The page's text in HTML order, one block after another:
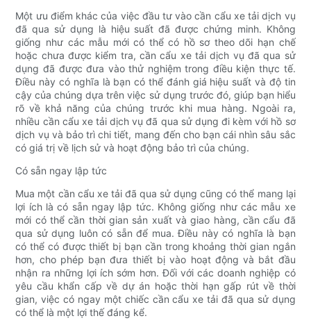
Một ưu điểm khác của việc đầu tư vào cần cẩu xe tải dịch vụ
đã qua sử dụng là hiệu suất đã được chứng minh. Không
giống như các mẫu mới có thể có hồ sơ theo dõi hạn chế
hoặc chưa được kiểm tra, cần cẩu xe tải dịch vụ đã qua sử
dụng đã được đưa vào thử nghiệm trong điều kiện thực tế.
Điều này có nghĩa là bạn có thể đánh giá hiệu suất và độ tin
cậy của chúng dựa trên việc sử dụng trước đó, giúp bạn hiểu
rõ về khả năng của chúng trước khi mua hàng. Ngoài ra,
nhiều cần cẩu xe tải dịch vụ đã qua sử dụng đi kèm với hồ sơ
dịch vụ và bảo trì chi tiết, mang đến cho bạn cái nhìn sâu sắc
có giá trị về lịch sử và hoạt động bảo trì của chúng.
Có sẵn ngay lập tức
Mua một cần cẩu xe tải đã qua sử dụng cũng có thể mang lại
lợi ích là có sẵn ngay lập tức. Không giống như các mẫu xe
mới có thể cần thời gian sản xuất và giao hàng, cần cẩu đã
qua sử dụng luôn có sẵn để mua. Điều này có nghĩa là bạn
có thể có được thiết bị bạn cần trong khoảng thời gian ngắn
hơn, cho phép bạn đưa thiết bị vào hoạt động và bắt đầu
nhận ra những lợi ích sớm hơn. Đối với các doanh nghiệp có
yêu cầu khẩn cấp về dự án hoặc thời hạn gấp rút về thời
gian, việc có ngay một chiếc cần cẩu xe tải đã qua sử dụng
có thể là một lợi thế đáng kể.